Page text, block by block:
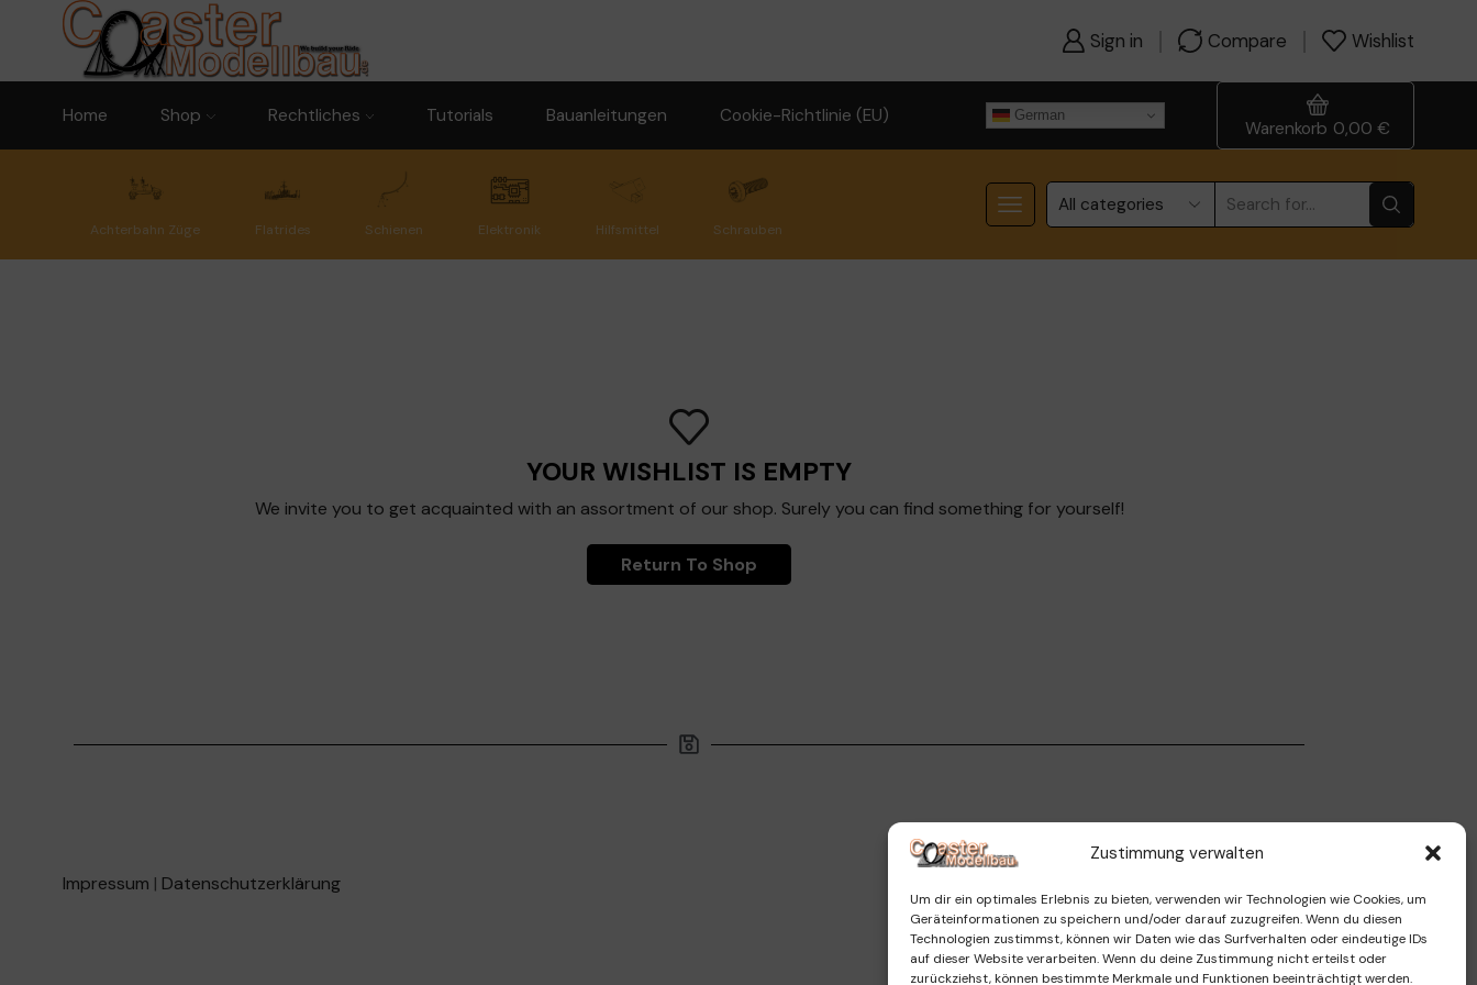
Zustimmung verwalten
Um dir ein optimales Erlebnis zu bieten, verwenden wir Technologien wie Cookies, um
Geräteinformationen zu speichern und/oder darauf zuzugreifen. Wenn du diesen
Technologien zustimmst, können wir Daten wie das Surfverhalten oder eindeutige IDs
auf dieser Website verarbeiten. Wenn du deine Zustimmung nicht erteilst oder
zurückziehst, können bestimmte Merkmale und Funktionen beeinträchtigt werden.
Sign in Compare Wishlist
Home Shop Rechtliches Tutorials Bauanleitungen Cookie-Richtlinie (EU) German
Warenkorb 0,00€
Achterbahn Züge Flatrides Schienen Elektronik Hilfsmittel Schrauben
YOUR WISHLIST IS EMPTY
We invite you to get acquainted with an assortment of our shop. Surely you can find something for yourself!
Return To Shop
Impressum | Datenschutzerklärung